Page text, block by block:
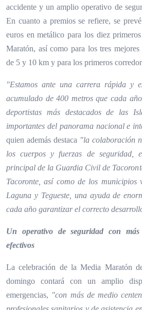
accidente y un amplio operativo de
En cuanto a premios se refiere, se
euros en metálico para los diez
Maratón, así como para los tres
de 5 y 10 km y para los primeros
"Estamos ante una carrera rápida y
acumulado de 400 metros que cada
deportistas más destacados de las
importantes del panorama nacional e
quien además destaca "la colaboración
los cuerpos y fuerzas de seguridad,
principal de la Guardia Civil de
Tacoronte, así como de los municipios
Laguna y Tegueste, una ayuda de
cada año garantizar el correcto
Un operativo de seguridad con
efectivos
La celebración de la Media Maratón
domingo contará con un amplio
emergencias, "con más de medio